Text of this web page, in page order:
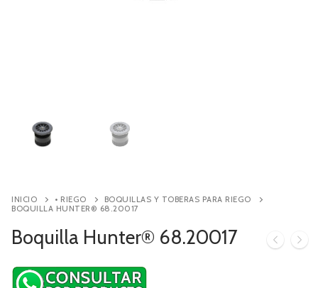
INICIO • RIEGO
BOQUILLAS Y TOBERAS PARA RIEGO
BOQUILLA HUNTER® 68.20017
Boquilla Hunter® 68.20017